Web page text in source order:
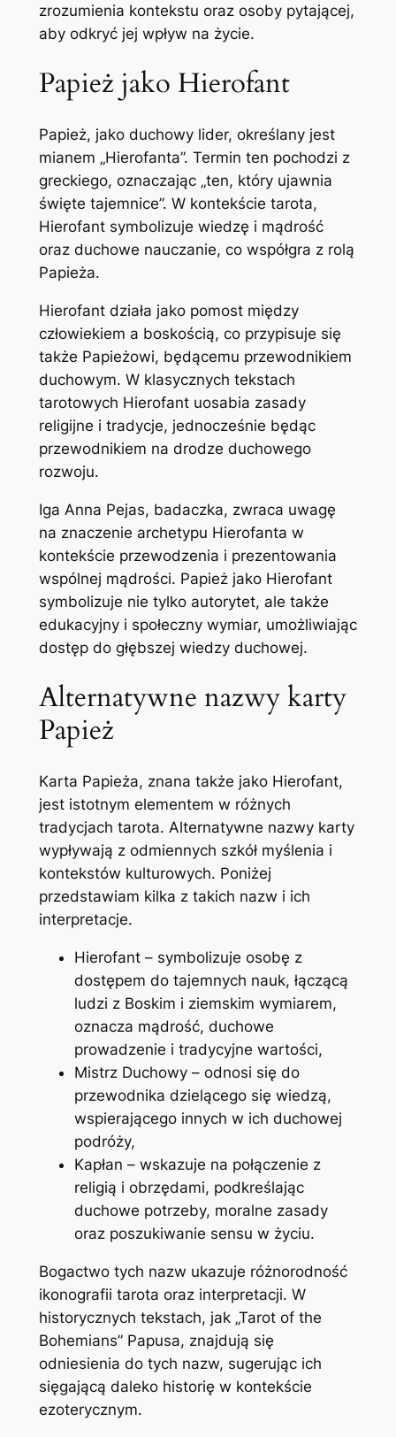
zrozumienia kontekstu oraz osoby pytającej,
aby odkryć jej wpływ na życie.
Papież jako Hierofant
Papież, jako duchowy lider, określany jest
mianem „Hierofanta”. Termin ten pochodzi z
greckiego, oznaczając „ten, który ujawnia
święte tajemnice”. W kontekście tarota,
Hierofant symbolizuje wiedzę i mądrość
oraz duchowe nauczanie, co współgra z rolą
Papieża.
Hierofant działa jako pomost między
człowiekiem a boskością, co przypisuje się
także Papieżowi, będącemu przewodnikiem
duchowym. W klasycznych tekstach
tarotowych Hierofant uosabia zasady
religijne i tradycje, jednocześnie będąc
przewodnikiem na drodze duchowego
rozwoju.
Iga Anna Pejas, badaczka, zwraca uwagę
na znaczenie archetypu Hierofanta w
kontekście przewodzenia i prezentowania
wspólnej mądrości. Papież jako Hierofant
symbolizuje nie tylko autorytet, ale także
edukacyjny i społeczny wymiar, umożliwiając
dostęp do głębszej wiedzy duchowej.
Alternatywne nazwy karty
Papież
Karta Papieża, znana także jako Hierofant,
jest istotnym elementem w różnych
tradycjach tarota. Alternatywne nazwy karty
wypływają z odmiennych szkół myślenia i
kontekstów kulturowych. Poniżej
przedstawiam kilka z takich nazw i ich
interpretacje.
Hierofant – symbolizuje osobę z
dostępem do tajemnych nauk, łączącą
ludzi z Boskim i ziemskim wymiarem,
oznacza mądrość, duchowe
prowadzenie i tradycyjne wartości,
Mistrz Duchowy – odnosi się do
przewodnika dzielącego się wiedzą,
wspierającego innych w ich duchowej
podróży,
Kapłan – wskazuje na połączenie z
religią i obrzędami, podkreślając
duchowe potrzeby, moralne zasady
oraz poszukiwanie sensu w życiu.
Bogactwo tych nazw ukazuje różnorodność
ikonografii tarota oraz interpretacji. W
historycznych tekstach, jak „Tarot of the
Bohemians” Papusa, znajdują się
odniesienia do tych nazw, sugerując ich
sięgającą daleko historię w kontekście
ezoterycznym.